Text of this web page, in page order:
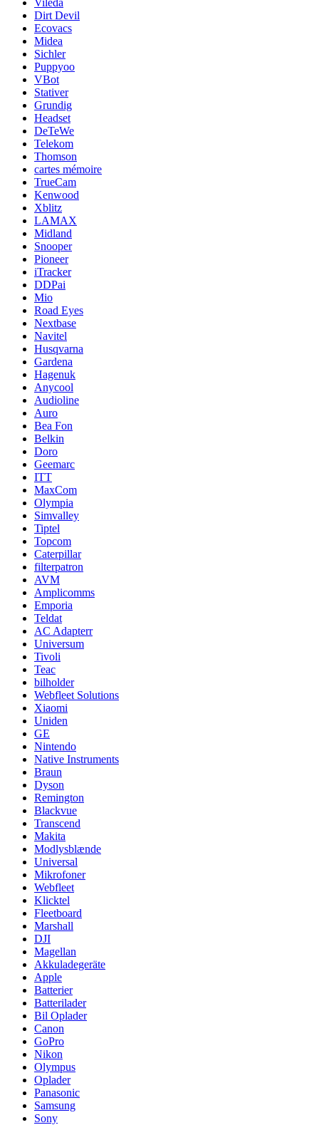
Vileda
Dirt Devil
Ecovacs
Midea
Sichler
Puppyoo
VBot
Stativer
Grundig
Headset
DeTeWe
Telekom
Thomson
cartes mémoire
TrueCam
Kenwood
Xblitz
LAMAX
Midland
Snooper
Pioneer
iTracker
DDPai
Mio
Road Eyes
Nextbase
Navitel
Husqvarna
Gardena
Hagenuk
Anycool
Audioline
Auro
Bea Fon
Belkin
Doro
Geemarc
ITT
MaxCom
Olympia
Simvalley
Tiptel
Topcom
Caterpillar
filterpatron
AVM
Amplicomms
Emporia
Teldat
AC Adapterr
Universum
Tivoli
Teac
bilholder
Webfleet Solutions
Xiaomi
Uniden
GE
Nintendo
Native Instruments
Braun
Dyson
Remington
Blackvue
Transcend
Makita
Modlysblænde
Universal
Mikrofoner
Webfleet
Klicktel
Fleetboard
Marshall
DJI
Magellan
Akkuladegeräte
Apple
Batterier
Batterilader
Bil Oplader
Canon
GoPro
Nikon
Olympus
Oplader
Panasonic
Samsung
Sony